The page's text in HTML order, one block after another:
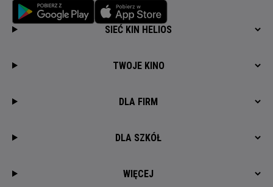
SIEĆ KIN HELIOS
TWOJE KINO
DLA FIRM
DLA SZKÓŁ
WIĘCEJ